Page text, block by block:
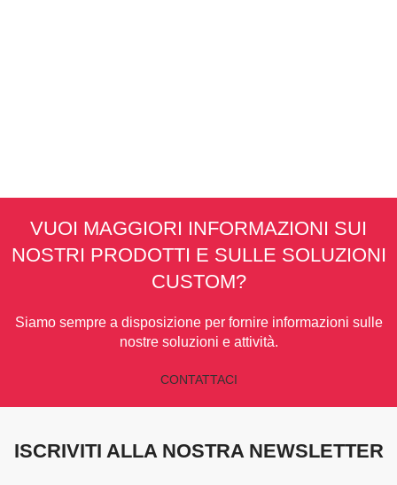
VUOI MAGGIORI INFORMAZIONI SUI
NOSTRI PRODOTTI E SULLE SOLUZIONI
CUSTOM?
Siamo sempre a disposizione per fornire informazioni sulle
nostre soluzioni e attività.
CONTATTACI
ISCRIVITI ALLA NOSTRA NEWSLETTER